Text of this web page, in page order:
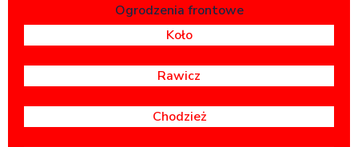
Ogrodzenia frontowe
Koło
Rawicz
Chodzież